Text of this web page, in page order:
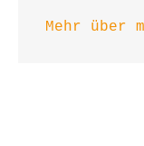
Mehr über